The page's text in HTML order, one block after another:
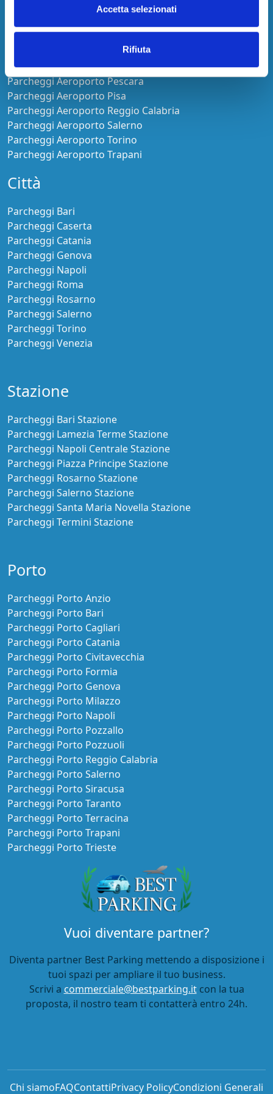
Accetta selezionati
Rifiuta
Parcheggi Aeroporto Lamezia Terme
Parcheggi Aeroporto Malpensa
Parcheggi Aeroporto Olbia-Costa Smeralda
Parcheggi Aeroporto Orio al Serio
Parcheggi Aeroporto Palermo
Parcheggi Aeroporto Pescara
Parcheggi Aeroporto Pisa
Parcheggi Aeroporto Reggio Calabria
Parcheggi Aeroporto Salerno
Parcheggi Aeroporto Torino
Parcheggi Aeroporto Trapani
Città
Parcheggi Bari
Parcheggi Caserta
Parcheggi Catania
Parcheggi Genova
Parcheggi Napoli
Parcheggi Roma
Parcheggi Rosarno
Parcheggi Salerno
Parcheggi Torino
Parcheggi Venezia
Stazione
Parcheggi Bari Stazione
Parcheggi Lamezia Terme Stazione
Parcheggi Napoli Centrale Stazione
Parcheggi Piazza Principe Stazione
Parcheggi Rosarno Stazione
Parcheggi Salerno Stazione
Parcheggi Santa Maria Novella Stazione
Parcheggi Termini Stazione
Porto
Parcheggi Porto Anzio
Parcheggi Porto Bari
Parcheggi Porto Cagliari
Parcheggi Porto Catania
Parcheggi Porto Civitavecchia
Parcheggi Porto Formia
Parcheggi Porto Genova
Parcheggi Porto Milazzo
Parcheggi Porto Napoli
Parcheggi Porto Pozzallo
Parcheggi Porto Pozzuoli
Parcheggi Porto Reggio Calabria
Parcheggi Porto Salerno
Parcheggi Porto Siracusa
Parcheggi Porto Taranto
Parcheggi Porto Terracina
Parcheggi Porto Trapani
Parcheggi Porto Trieste
Vuoi diventare partner?
Diventa partner Best Parking mettendo a disposizione i
tuoi spazi per ampliare il tuo business.
Scrivi a commerciale@bestparking.itcon la tua
proposta, il nostro team ti contatterà entro 24h.
Chi siamoFAQContattiPrivacy PolicyCondizioni Generali